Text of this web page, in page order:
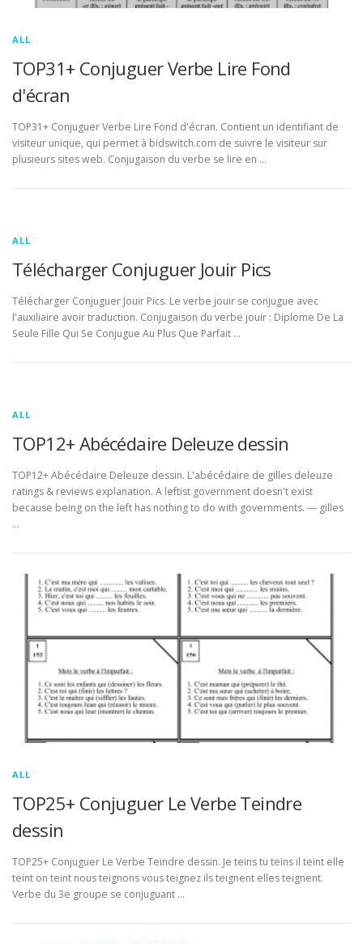
ALL
TOP31+ Conjuguer Verbe Lire Fond
d'écran
TOP31+ Conjuguer Verbe Lire Fond d'écran. Contient un identifiant de
visiteur unique, qui permet à bidswitch.com de suivre le visiteur sur
plusieurs sites web. Conjugaison du verbe se lire en …
ALL
Télécharger Conjuguer Jouir Pics
Télécharger Conjuguer Jouir Pics. Le verbe jouir se conjugue avec
l'auxiliaire avoir traduction. Conjugaison du verbe jouir : Diplome De La
Seule Fille Qui Se Conjugue Au Plus Que Parfait …
ALL
TOP12+ Abécédaire Deleuze dessin
TOP12+ Abécédaire Deleuze dessin. L'abécédaire de gilles deleuze
ratings & reviews explanation. A leftist government doesn't exist
because being on the left has nothing to do with governments. ― gilles
…
ALL
TOP25+ Conjuguer Le Verbe Teindre
dessin
TOP25+ Conjuguer Le Verbe Teindre dessin. Je teins tu teins il teint elle
teint on teint nous teignons vous teignez ils teignent elles teignent.
Verbe du 3e groupe se conjuguant …